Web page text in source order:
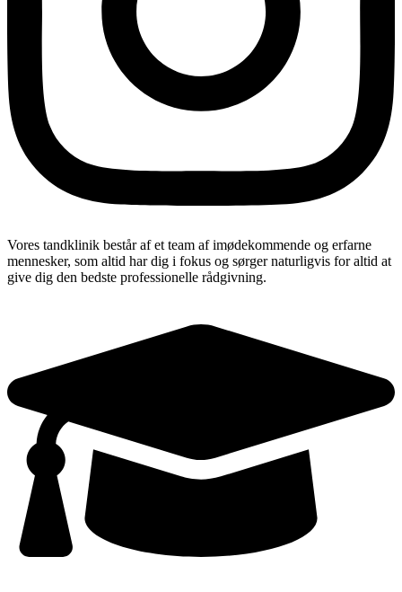
Vores tandklinik består af et team af imødekommende og erfarne
mennesker, som altid har dig i fokus og sørger naturligvis for altid at
give dig den bedste professionelle rådgivning.